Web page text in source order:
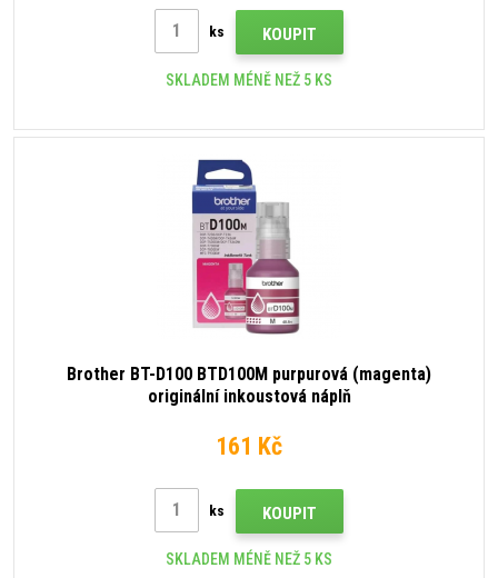
ks KOUPIT
SKLADEM MÉNĚ NEŽ 5 KS
Brother BT-D100 BTD100M purpurová (magenta)
originální inkoustová náplň
161 Kč
ks KOUPIT
SKLADEM MÉNĚ NEŽ 5 KS